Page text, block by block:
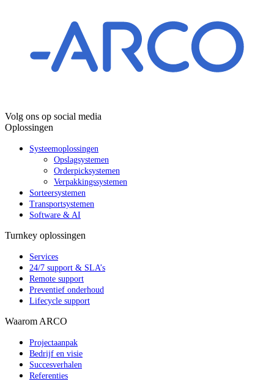
Volg ons op social media
Oplossingen
Systeemoplossingen
Opslagsystemen
Orderpicksystemen
Verpakkingssystemen
Sorteersystemen
Transportsystemen
Software & AI
Turnkey oplossingen
Services
24/7 support & SLA’s
Remote support
Preventief onderhoud
Lifecycle support
Waarom ARCO
Projectaanpak
Bedrijf en visie
Succesverhalen
Referenties